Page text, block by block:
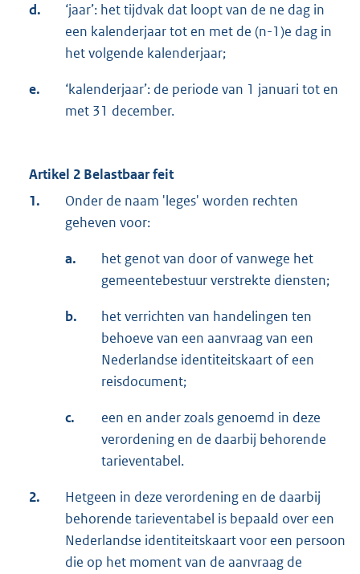
d.
‘jaar’: het tijdvak dat loopt van de ne dag in
een kalenderjaar tot en met de (n-1)e dag in
het volgende kalenderjaar;
e.
‘kalenderjaar’: de periode van 1 januari tot en
met 31 december.
Artikel 2 Belastbaar feit
1.
Onder de naam 'leges' worden rechten
geheven voor:
a.
het genot van door of vanwege het
gemeentebestuur verstrekte diensten;
b.
het verrichten van handelingen ten
behoeve van een aanvraag van een
Nederlandse identiteitskaart of een
reisdocument;
c.
een en ander zoals genoemd in deze
verordening en de daarbij behorende
tarieventabel.
2.
Hetgeen in deze verordening en de daarbij
behorende tarieventabel is bepaald over een
Nederlandse identiteitskaart voor een persoon
die op het moment van de aanvraag de